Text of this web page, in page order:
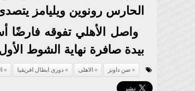
الحارس رونوين ويليامز
واصل الأهلي تفوقه فارضًا
بيدة صافرة نهاية الشوط الأول
صن داونز الاهلى دورى ابطال افريقيا